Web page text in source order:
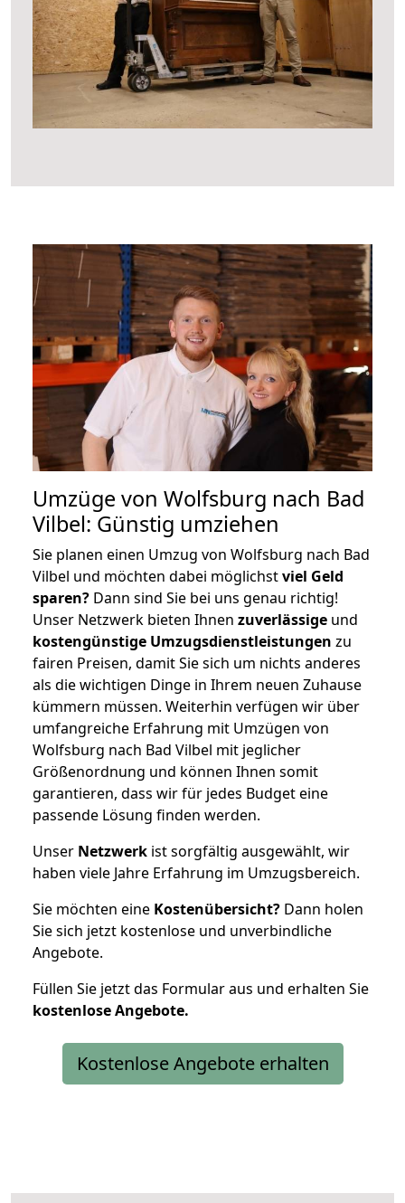
Umzüge von Wolfsburg nach Bad
Vilbel: Günstig umziehen
Sie planen einen Umzug von Wolfsburg nach Bad
Vilbel und möchten dabei möglichstviel Geld
sparen? Dann sind Sie bei uns genau richtig!
Unser Netzwerk bieten Ihnen zuverlässige und
kostengünstige Umzugsdienstleistungen zu
fairen Preisen, damit Sie sich um nichts anderes
als die wichtigen Dinge in Ihrem neuen Zuhause
kümmern müssen. Weiterhin verfügen wir über
umfangreiche Erfahrung mit Umzügen von
Wolfsburg nach Bad Vilbel mit jeglicher
Größenordnung und können Ihnen somit
garantieren, dass wir für jedes Budget eine
passende Lösung finden werden.
Unser Netzwerk ist sorgfältig ausgewählt, wir
haben viele Jahre Erfahrung im Umzugsbereich.
Sie möchten eine Kostenübersicht? Dann holen
Sie sich jetzt kostenlose und unverbindliche
Angebote.
Füllen Sie jetzt das Formular aus und erhalten Sie
kostenloseAngebote.
Kostenlose Angebote erhalten